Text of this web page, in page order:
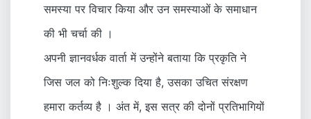
समस्या पर विचार किया और उन समस्याओं के समाधान
की भी चर्चा की ।
अपनी ज्ञानवर्धक वार्ता में उन्होंने बताया कि प्रकृति ने
जिस जल को निःशुल्क दिया है, उसका उचित संरक्षण
हमारा कर्तव्य है । अंत में, इस सत्र की दोनों प्रतिभागियों